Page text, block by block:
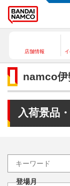
店舗情報
namco伊
入荷景品
登場月